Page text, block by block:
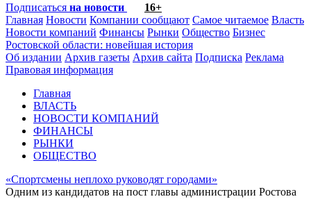
Подписаться на новости
16+
Главная Новости Компании сообщают Самое читаемое Власть
Новости компаний Финансы Рынки Общество Бизнес
Ростовской области: новейшая история
Об издании Архив газеты Архив сайта Подписка Реклама
Правовая информация
Главная
ВЛАСТЬ
НОВОСТИ КОМПАНИЙ
ФИНАНСЫ
РЫНКИ
ОБЩЕСТВО
«Спортсмены неплохо руководят городами»
Одним из кандидатов на пост главы администрации Ростова